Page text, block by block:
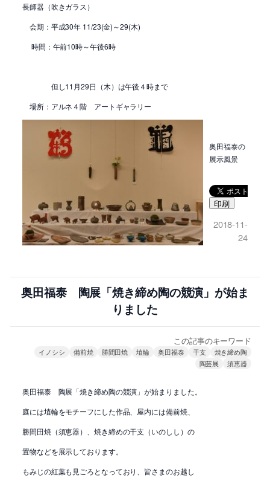
長師器（吹きガラス）
会期：平成30年 11/23(金)～29(木)
時間：午前10時～午後6時
但し11月29日（木）は午後４時まで
場所：アルネ４階 アートギャラリー
奥田福泰の
展示風景
印刷
2018-11-
24
奥田福泰 陶展「焼き締め陶の競演」が始ま
りました
この記事のキーワード
イノシシ 備前焼 勝間田焼 埴輪 奥田福泰 干支
焼き締め陶
陶芸展
須恵器
奥田福泰 陶展「焼き締め陶の競演」が始まりました。
庭には埴輪をモチーフにした作品、屋内には備前焼、
勝間田焼（須恵器）、焼き締めの干支（いのしし）の
置物などを展示しております。
もみじの紅葉も見ごろとなっており、皆さまのお越し